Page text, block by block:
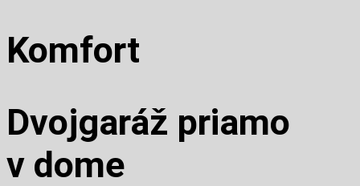
Komfort
Dvojgaráž priamo
v dome